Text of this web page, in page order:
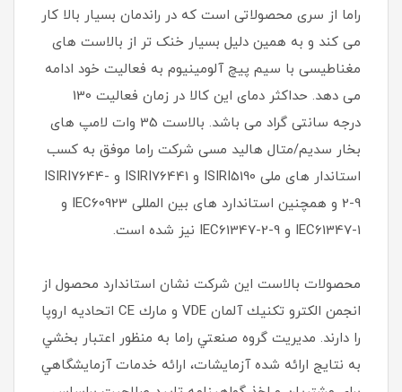
راما از سری محصولاتی است که در راندمان بسیار بالا کار
می کند و به همین دلیل بسیار خنک تر از بالاست های
مغناطیسی با سیم پیچ آلومینیوم به فعالیت خود ادامه
می دهد. حداکثر دمای این کالا در زمان فعالیت 130
درجه سانتی گراد می باشد. بالاست 35 وات لامپ های
بخار سدیم/متال هالید مسی شرکت راما موفق به کسب
استاندار های ملی ISIRI5190 و ISIRI76441 و ISIRI7644-
2-9 و همچنین استاندارد های بین المللی IEC60923 و
IEC61347-1 و IEC61347-2-9 نیز شده است.
محصولات بالاست اين شركت نشان استاندارد محصول از
انجمن الكترو تكنيك آلمان VDE و مارك CE اتحاديه اروپا
را دارند. مديريت گروه صنعتي راما به منظور اعتبار بخشي
به نتايج ارائه شده آزمايشات، ارائه خدمات آزمايشگاهي